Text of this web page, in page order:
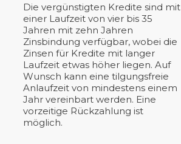
Die vergünstigten Kredite sind mit
einer Laufzeit von vier bis 35
Jahren mit zehn Jahren
Zinsbindung verfügbar, wobei die
Zinsen für Kredite mit langer
Laufzeit etwas höher liegen. Auf
Wunsch kann eine tilgungsfreie
Anlaufzeit von mindestens einem
Jahr vereinbart werden. Eine
vorzeitige Rückzahlung ist
möglich.